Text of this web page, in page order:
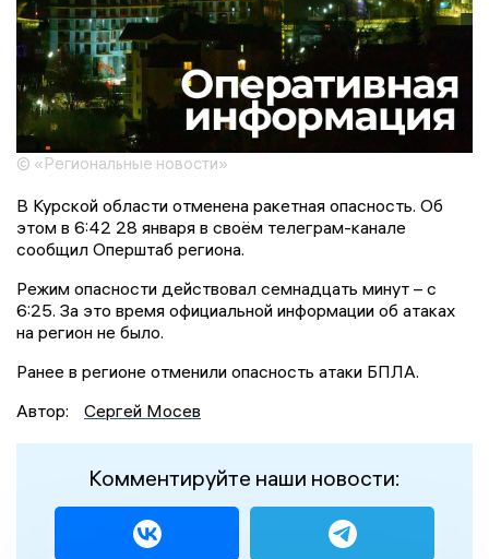
© «Региональные новости»
В Курской области отменена ракетная опасность. Об
этом в 6:42 28 января в своём телеграм-канале
сообщил Оперштаб региона.
Режим опасности действовал семнадцать минут – с
6:25. За это время официальной информации об атаках
на регион не было.
Ранее в регионе отменили опасность атаки БПЛА.
Автор:
Сергей Мосев
Комментируйте наши новости: